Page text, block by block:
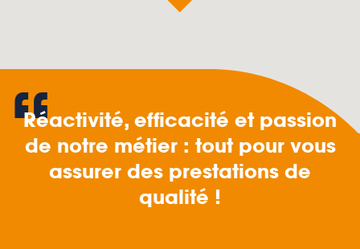
“
Réactivité, efficacité et passion
de notre métier : tout pour vous
assurer des prestations de
qualité !